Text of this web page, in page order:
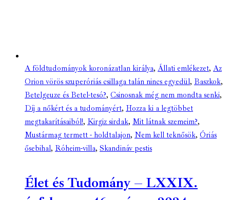
A földtudományok koronázatlan királya, Állati emlékezet, Az
Orion vörös szuperóriás csillaga talán nincs egyedül, Baszkok,
Betelgeuze és Betel-tesó?, Csinosnak még nem mondta senki,
Díj a nőkért és a tudományért, Hozza ki a legtöbbet
megtakarításaiból!, Kirgiz sirdak, Mit látnak szemeim?,
Mustármag termett - holdtalajon, Nem kell teknősök, Óriás
ősebihal, Róheim-villa, Skandináv pestis
Élet és Tudomány – LXXIX.